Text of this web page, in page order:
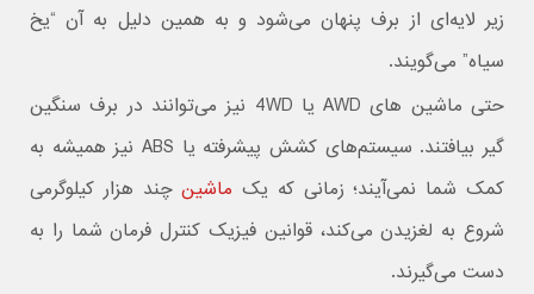
زیر لایه‌ای از برف پنهان می‌شود و به همین دلیل به آن “یخ
سیاه” می‌گویند.
حتی ماشین های AWD یا 4WD نیز می‌توانند در برف سنگین
گیر بیافتند. سیستم‌های کشش پیشرفته یا ABS نیز همیشه به
کمک شما نمی‌آیند؛ زمانی که یک ماشینچند هزار کیلوگرمی
شروع به لغزیدن می‌کند، قوانین فیزیک کنترل فرمان شما را به
دست می‌گیرند.